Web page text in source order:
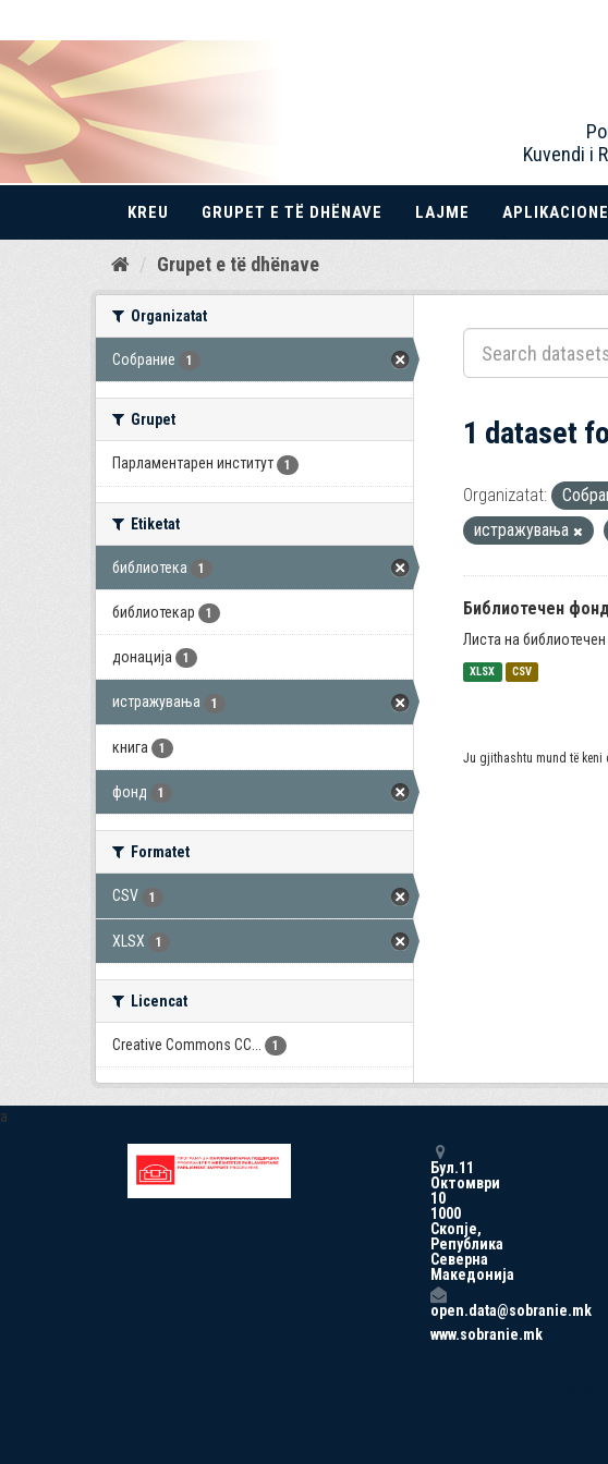
Kalo
Kuvendi i
KREU GRUPET E TË DHËNAVE LAJME
Grupet e të dhënave
Organizatat
Собрание 1
Grupet
Парламентарен институт 1
Etiketat
библиотека 1
библиотекар 1
донација 1
истражувања 1
книга 1
фонд 1
Formatet
CSV 1
XLSX 1
Licencat
Creative Commons CC... 1
1 dataset
Organizatat:
истражувања
Библиотечен
Листа на
XLSX CSV
Ju gjithashtu mund të keni
a
Бул.11
Октомври
10
1000
Скопје,
Република
Северна
Македонија
open.data@sobranie.mk
www.sobranie.mk